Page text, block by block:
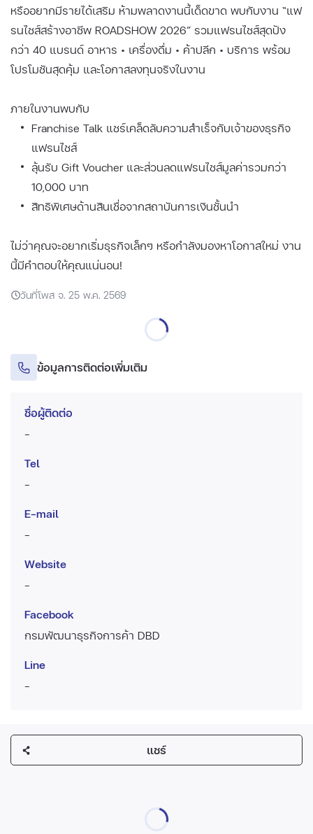
หรืออยากมีรายได้เสริม ห้ามพลาดงานนี้เด็ดขาด พบกับงาน “แฟ
รนไชส์สร้างอาชีพ ROADSHOW 2026” รวมแฟรนไชส์สุดปัง
กว่า 40 แบรนด์ อาหาร • เครื่องดื่ม • ค้าปลีก • บริการ พร้อม
โปรโมชันสุดคุ้ม และโอกาสลงทุนจริงในงาน
ภายในงานพบกับ
Franchise Talk แชร์เคล็ดลับความสำเร็จกับเจ้าของธุรกิจ
แฟรนไชส์
ลุ้นรับ Gift Voucher และส่วนลดแฟรนไชส์มูลค่ารวมกว่า
10,000 บาท
สิทธิพิเศษด้านสินเชื่อจากสถาบันการเงินชั้นนำ
ไม่ว่าคุณจะอยากเริ่มธุรกิจเล็กๆ หรือกำลังมองหาโอกาสใหม่ งาน
นี้มีคำตอบให้คุณแน่นอน!
วันที่โพส จ. 25 พ.ค. 2569
ข้อมูลการติดต่อเพิ่มเติม
ชื่อผู้ติดต่อ
-
Tel
-
E-mail
-
Website
-
Facebook
กรมพัฒนาธุรกิจการค้า DBD
Line
-
แชร์